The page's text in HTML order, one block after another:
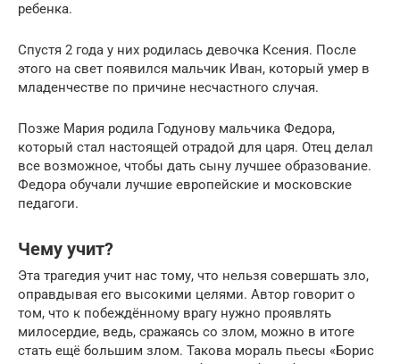
ребенка.
Спустя 2 года у них родилась девочка Ксения. После
этого на свет появился мальчик Иван, который умер в
младенчестве по причине несчастного случая.
Позже Мария родила Годунову мальчика Федора,
который стал настоящей отрадой для царя. Отец делал
все возможное, чтобы дать сыну лучшее образование.
Федора обучали лучшие европейские и московские
педагоги.
Чему учит?
Эта трагедия учит нас тому, что нельзя совершать зло,
оправдывая его высокими целями. Автор говорит о
том, что к побеждённому врагу нужно проявлять
милосердие, ведь, сражаясь со злом, можно в итоге
стать ещё большим злом. Такова мораль пьесы «Борис